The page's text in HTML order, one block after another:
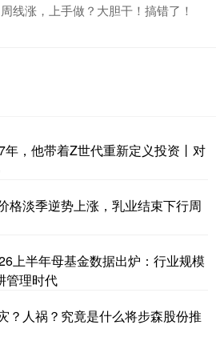
线涨，上手做？大胆干！搞错了！
，他带着Z世代重新定义投资丨对
格淡季逆势上涨，乳业结束下行周
上半年母基金数据出炉：行业规模
管理时代
？人祸？究竟是什么将步森股份推